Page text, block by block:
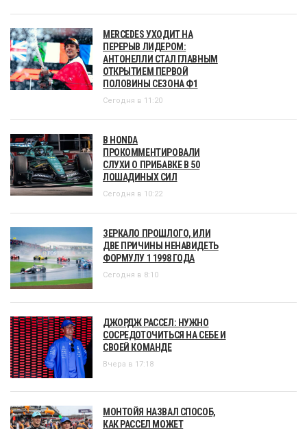
MERCEDES УХОДИТ НА
ПЕРЕРЫВ ЛИДЕРОМ:
АНТОНЕЛЛИ СТАЛ ГЛАВНЫМ
ОТКРЫТИЕМ ПЕРВОЙ
ПОЛОВИНЫ СЕЗОНА Ф1
Сегодня в 11:20
В HONDA
ПРОКОММЕНТИРОВАЛИ
СЛУХИ О ПРИБАВКЕ В 50
ЛОШАДИНЫХ СИЛ
Сегодня в 10:22
ЗЕРКАЛО ПРОШЛОГО, ИЛИ
ДВЕ ПРИЧИНЫ НЕНАВИДЕТЬ
ФОРМУЛУ 1 1998 ГОДА
Сегодня в 8:10
ДЖОРДЖ РАССЕЛ: НУЖНО
СОСРЕДОТОЧИТЬСЯ НА СЕБЕ И
СВОЕЙ КОМАНДЕ
Вчера в 17:18
МОНТОЙЯ НАЗВАЛ СПОСОБ,
КАК РАССЕЛ МОЖЕТ